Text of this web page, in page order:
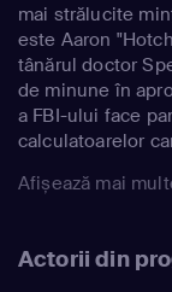
mai strălucite
este Aaron
tânărul doctor
de minune în
a FBI-ului face
calculatoarelor
Afișează mai
Actorii din